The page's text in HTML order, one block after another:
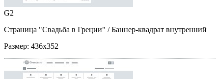
G2
Страница "Свадьба в Греции" / Баннер-квадрат внутренний
Размер: 436x352